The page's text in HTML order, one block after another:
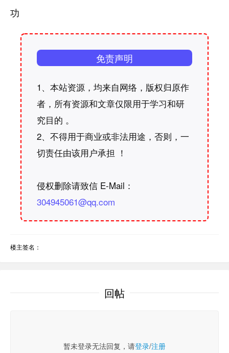
功
免责声明
1、本站资源，均来自网络，版权归原作
者，所有资源和文章仅限用于学习和研
究目的 。
2、不得用于商业或非法用途，否则，一
切责任由该用户承担 ！
侵权删除请致信 E-Mail：
304945061@qq.com
楼主签名：
回帖
暂未登录无法回复，请登录/注册